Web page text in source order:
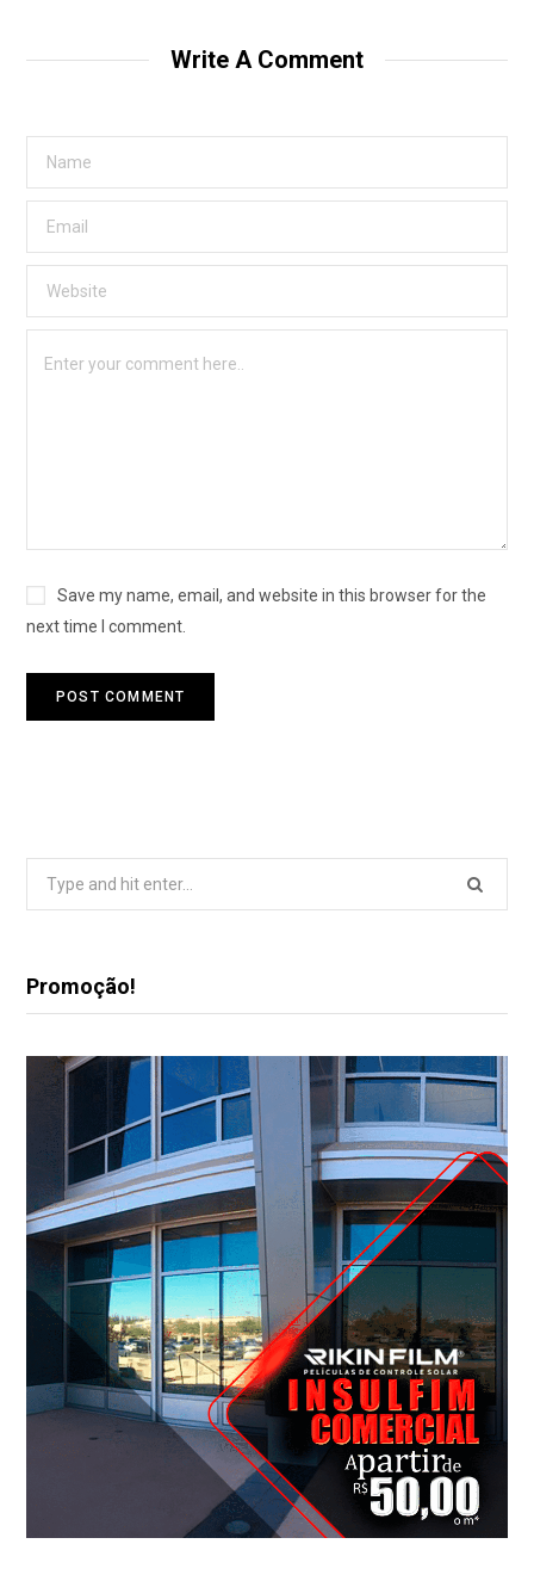
Write A Comment
Save my name, email, and website in this browser for the
next time I comment.
Search
Promoção!